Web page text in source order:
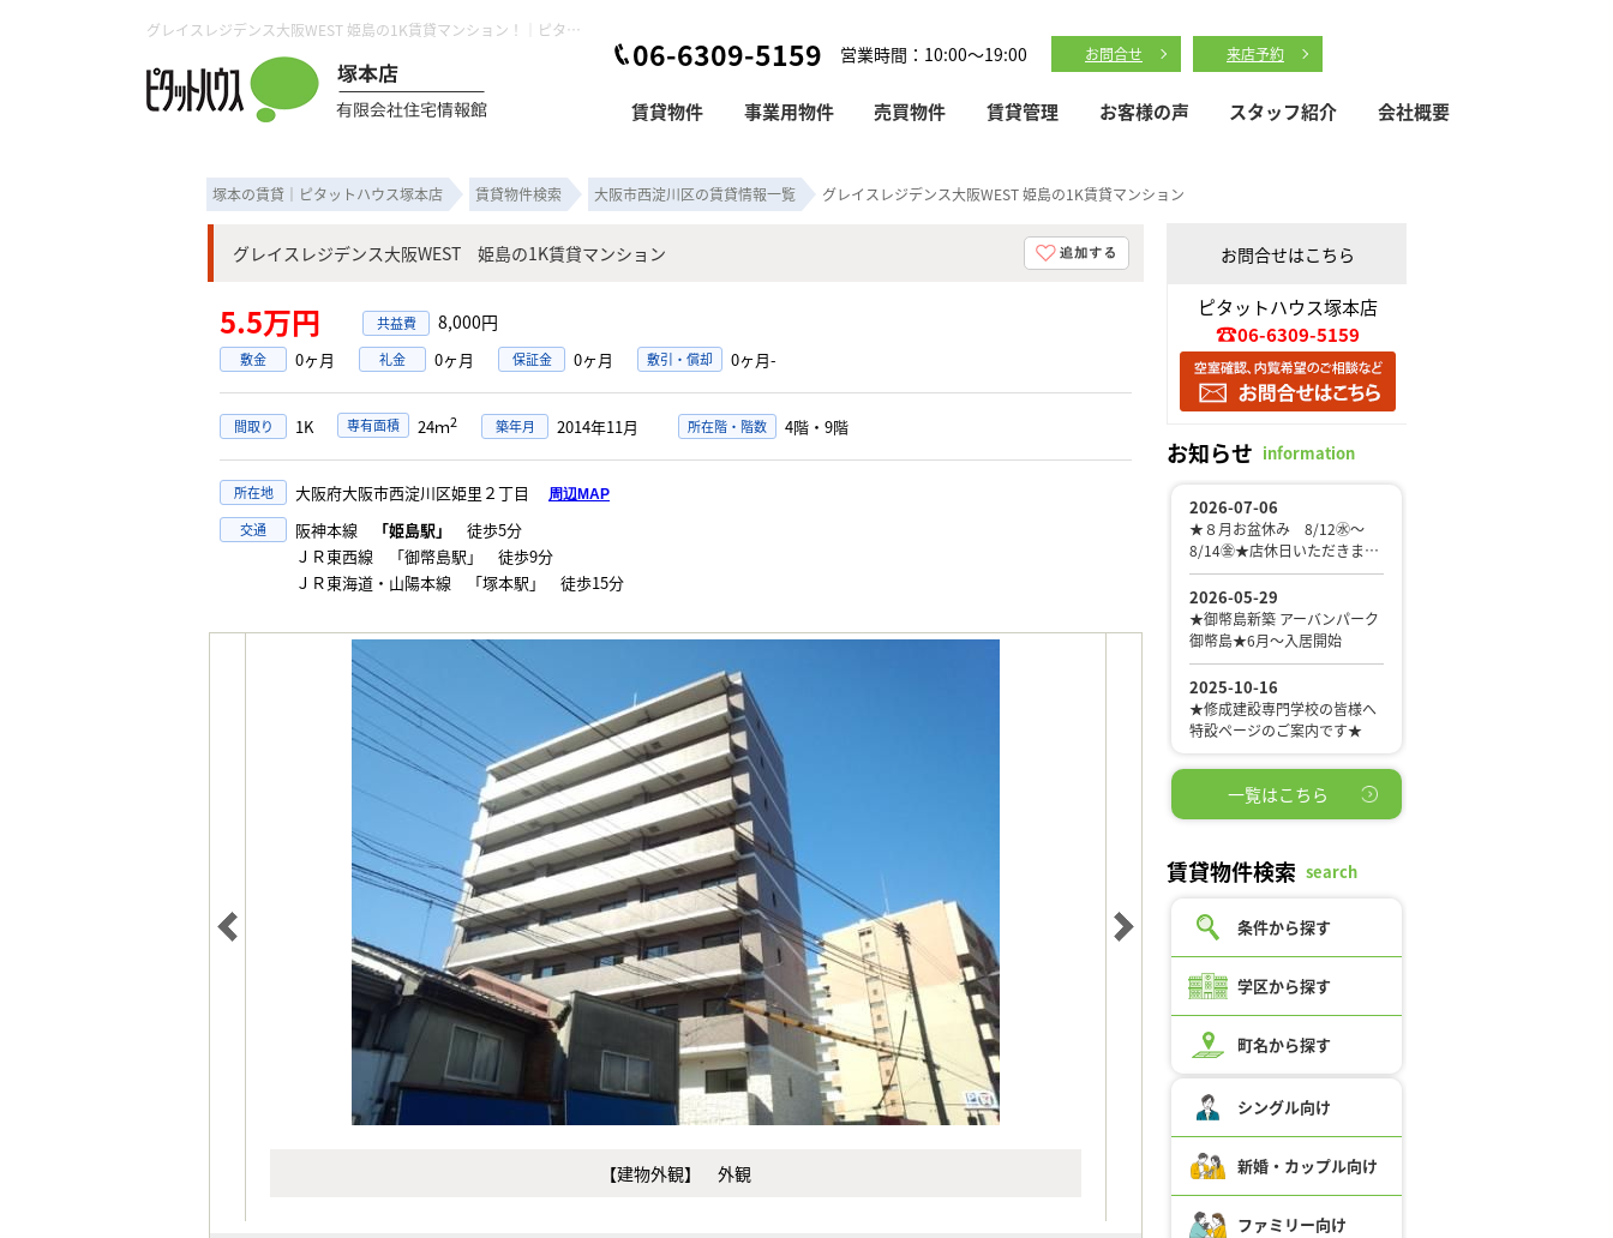
グレイスレジデンス大阪WEST 姫島の1K賃貸マンション！｜ピタットハウス塚本店
06-6309-5159 営業時間：10:00～19:00 お問合せ 来店予約
賃貸物件 事業用物件 売買物件 賃貸管理 お客様の声 スタッフ紹介 会社概要
塚本の賃貸｜ピタットハウス塚本店 賃貸物件検索 大阪市西淀川区の賃貸情報一覧 グレイスレジデンス大阪WEST 姫島の1K賃貸マンション
グレイスレジデンス大阪WEST 姫島の1K賃貸マンション
5.5万円 8,000円
敷金 0ヶ月 礼金 0ヶ月 保証金 0ヶ月 敷引・償却 0ヶ月-
間取り 1K 専有面積 24ｍ2 築年月 2014年11月 所在階・階数 4階・9階
所在地 大阪府大阪市西淀川区姫里２丁目 周辺MAP
交通 阪神本線 「姫島駅」
徒歩5分
ＪＲ東西線 「御幣島駅」 徒歩9分
ＪＲ東海道・山陽本線 「塚本駅」 徒歩15分
【建物外観】 外観
お問合せはこちら
ピタットハウス塚本店
06-6309-5159
お知らせ information
一覧はこちら
賃貸物件検索 search
条件から探す
学区から探す
町名から探す
シングル向け
新婚・カップル向け
ファミリー向け